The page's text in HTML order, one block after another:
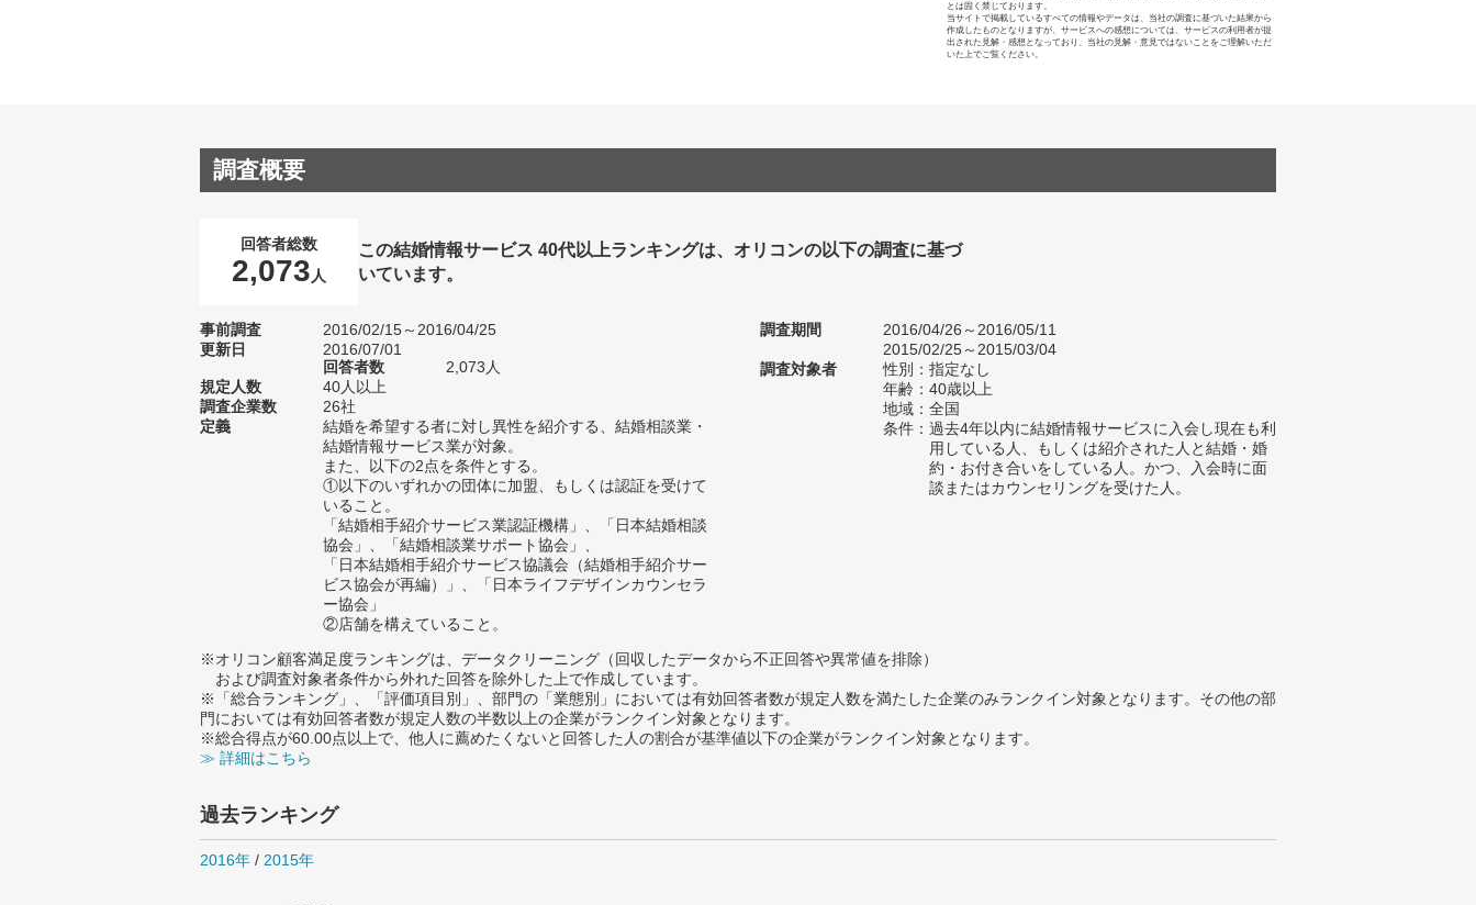
とは固く禁じております。
当サイトで掲載しているすべての情報やデータは、当社の調査に基づいた結果から
作成したものとなりますが、サービスへの感想については、サービスの利用者が提
出された見解・感想となっており、当社の見解・意見ではないことをご理解いただ
いた上でご覧ください。
調査概要
回答者総数
2,073 人
この結婚情報サービス 40代以上ランキングは、オリコンの以下の調査に基づ
いています。
事前調査
2016/02/15～2016/04/25
更新日
2016/07/01
回答者数
2,073人
規定人数
40人以上
調査企業数
26社
定義
結婚を希望する者に対し異性を紹介する、結婚相談業・
結婚情報サービス業が対象。
また、以下の2点を条件とする。
①以下のいずれかの団体に加盟、もしくは認証を受けて
いること。
「結婚相手紹介サービス業認証機構」、「日本結婚相談
協会」、「結婚相談業サポート協会」、
「日本結婚相手紹介サービス協議会（結婚相手紹介サー
ビス協会が再編）」、「日本ライフデザインカウンセラ
ー協会」
②店舗を構えていること。
調査期間
2016/04/26～2016/05/11
2015/02/25～2015/03/04
調査対象者
性別：指定なし
年齢：40歳以上
地域：全国
条件：過去4年以内に結婚情報サービスに入会し現在も利
用している人、もしくは紹介された人と結婚・婚
約・お付き合いをしている人。かつ、入会時に面
談またはカウンセリングを受けた人。
※オリコン顧客満足度ランキングは、データクリーニング（回収したデータから不正回答や異常値を排除）
および調査対象者条件から外れた回答を除外した上で作成しています。
※「総合ランキング」、「評価項目別」、部門の「業態別」においては有効回答者数が規定人数を満たした企業のみランクイン対象となります。その他の部
門においては有効回答者数が規定人数の半数以上の企業がランクイン対象となります。
※総合得点が60.00点以上で、他人に薦めたくないと回答した人の割合が基準値以下の企業がランクイン対象となります。
≫ 詳細はこちら
過去ランキング
2016年 / 2015年